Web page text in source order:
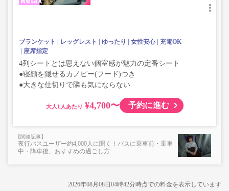
ブランケット レッグレスト ゆったり 女性安心
充電OK
座席指定
4列シートとは思えない個室感が魅力の定番シート
●寝顔を隠せるカノピー(フード)つき
●大きな仕切りで隣も気にならない
大人 ¥4,700〜 予約に進む
夜行バスユーザー約4,000人に聞く！バスに乗車前・乗車
中・降車後、おすすめの過ごし方
2026年08月08日04時42分時点での料金を表示しています